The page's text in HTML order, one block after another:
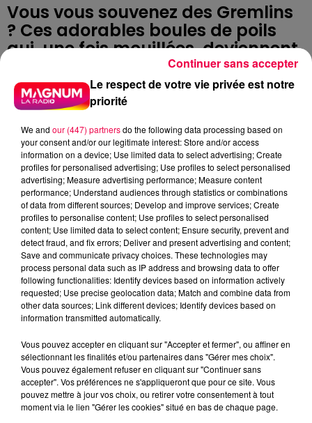
Vous vous souvenez des Gremlins
? Ces adorables boules de poils
qui, une fois mouillées, deviennent
des terreurs incontrôlables ? Eh
bien, ils reviennent sur grand
écran ! Warner Bros. relance la
machine, et avant qu’ils ne
sèment à nouveau le chaos, petit
retour sur leurs origines...
Tout commence dans les mythes
européens. Depuis des siècles, on
parle de petits êtres malicieux qui
sabotent tout sur leur passage.
Leur nom viendrait même du vieil
anglais "gremian", qui signifie
"irriter". Une prédiction parfaite
pour ces petits monstres !
Mais c’est pendant la Seconde
Guerre mondiale que les Gremlins
entrent dans la légende moderne.
Les pilotes de la Royal Air Force
accusaient ces créatures
invisibles de saboter leurs avions.
Le respect de votre vie privée est notre
priorité
We and our (447) partnersdo the following data processing based on
your consent and/or our legitimate interest: Store and/or access
information on a device; Use limited data to select advertising; Create
profiles for personalised advertising; Use profiles to select personalised
advertising; Measure advertising performance; Measure content
performance; Understand audiences through statistics or combinations
of data from different sources; Develop and improve services; Create
profiles to personalise content; Use profiles to select personalised
content; Use limited data to select content; Ensure security, prevent and
detect fraud, and fix errors; Deliver and present advertising and content;
Save and communicate privacy choices. These technologies may
process personal data such as IP address and browsing data to offer
following functionalities: Identify devices based on information actively
requested; Use precise geolocation data; Match and combine data from
other data sources; Link different devices; Identify devices based on
information transmitted automatically.
Vous pouvez accepter en cliquant sur "Accepter et fermer", ou affiner en
sélectionnant les finalités et/ou partenaires dans "Gérer mes choix".
Vous pouvez également refuser en cliquant sur "Continuer sans
accepter". Vos préférences ne s'appliqueront que pour ce site. Vous
pouvez mettre à jour vos choix, ou retirer votre consentement à tout
moment via le lien "Gérer les cookies" situé en bas de chaque page.
Continuer sans accepter